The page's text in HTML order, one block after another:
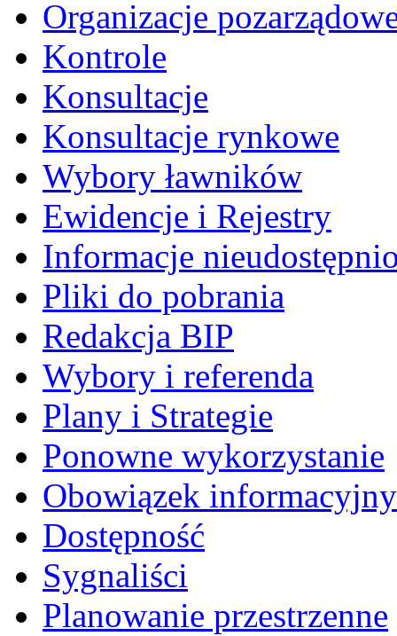
Organizacje
Kontrole
Konsultacje
Konsultacje rynkowe
Wybory ławników
Ewidencje i Rejestry
Informacje
Pliki do pobrania
Redakcja BIP
Wybory i referenda
Plany i Strategie
Ponowne wykorzystanie
Obowiązek informacyjny
Dostępność
Sygnaliści
Planowanie przestrzenne